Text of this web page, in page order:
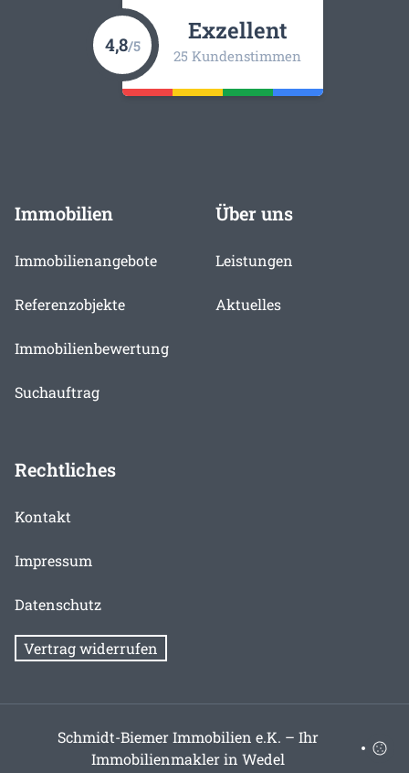
4,8/5
Exzellent
25 Kundenstimmen
Immobilien
Immobilienangebote
Referenzobjekte
Immobilienbewertung
Suchauftrag
Über uns
Leistungen
Aktuelles
Rechtliches
Kontakt
Impressum
Datenschutz
Vertrag widerrufen
Schmidt-Biemer Immobilien e.K. – Ihr
Immobilienmakler in Wedel